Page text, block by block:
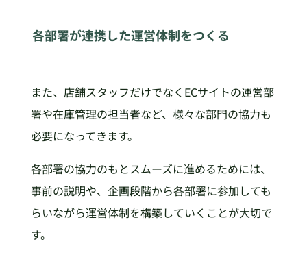
各部署が連携した運営体制をつくる
また、店舗スタッフだけでなくECサイトの運営部
署や在庫管理の担当者など、様々な部門の協力も
必要になってきます。
各部署の協力のもとスムーズに進めるためには、
事前の説明や、企画段階から各部署に参加しても
らいながら運営体制を構築していくことが大切で
す。